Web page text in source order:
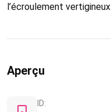
l’écroulement
Aperçu
ID: